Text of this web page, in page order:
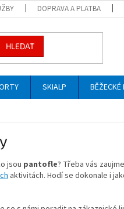
DOPRAVA A PLATBA
HLEDAT
SKIALP BĚŽECKÉ
jsou pantofle? Třeba vás
aktivitách. Hodí se dokonale i